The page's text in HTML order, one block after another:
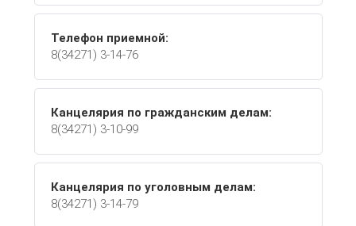
Телефон приемной:
8(34271) 3-14-76
Канцелярия по гражданским делам:
8(34271) 3-10-99
Канцелярия по уголовным делам:
8(34271) 3-14-79